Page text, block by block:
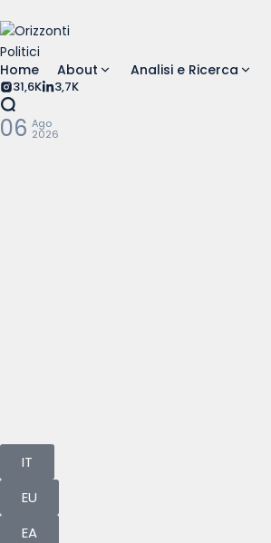
Home About Analisi e Ricerca
31,6K 3,7K
06 Ago
2026
IT
EU
EA